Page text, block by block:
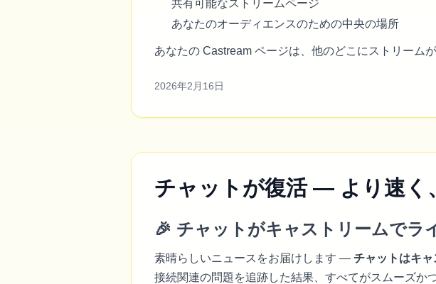
共有可能なストリームページ
あなたのオーディエンスのための中央の場所
あなたの Castream ページは、他のどこにストリーム
2026年2月16日
チャットが復活 — より速く
🎉 チャットがキャストリームでラ
素晴らしいニュースをお届けします — チャットはキ
接続関連の問題を追跡した結果、すべてがスムーズか